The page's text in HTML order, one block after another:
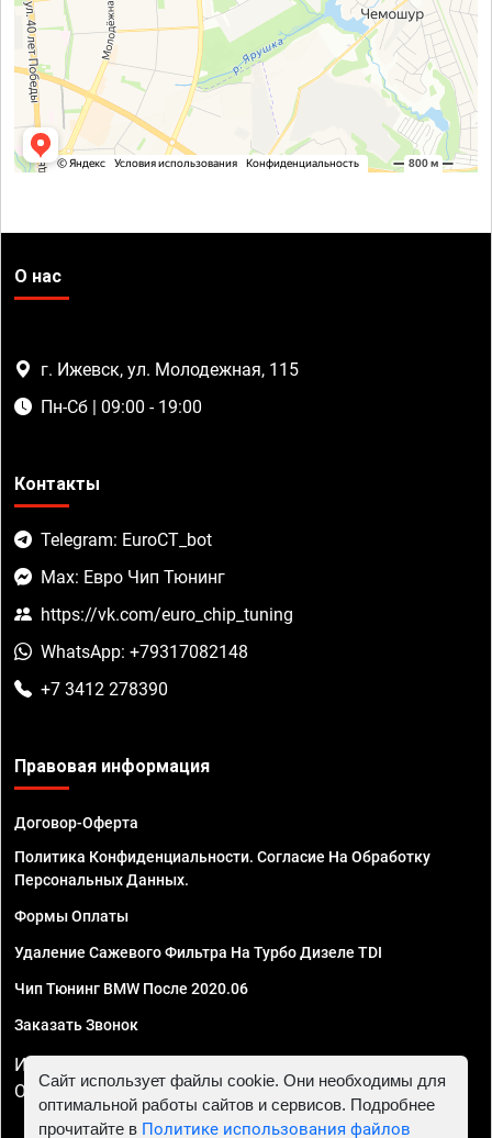
О нас
г. Ижевск, ул. Молодежная, 115
Пн-Сб | 09:00 - 19:00
Контакты
Telegram: EuroCT_bot
Max: Евро Чип Тюнинг
https://vk.com/euro_chip_tuning
WhatsApp: +79317082148
+7 3412 278390
Правовая информация
Договор-Оферта
Политика Конфиденциальности. Согласие На Обработку
Персональных Данных.
Формы Оплаты
Удаление Сажевого Фильтра На Турбо Дизеле TDI
Чип Тюнинг BMW После 2020.06
Заказать Звонок
ИП Смирнов Георгий Павлович. ИНН 781302555843,
ОГРНИП 324470400032610
Сайт использует файлы cookie. Они необходимы для
оптимальной работы сайтов и сервисов. Подробнее
прочитайте в Политике использования файлов